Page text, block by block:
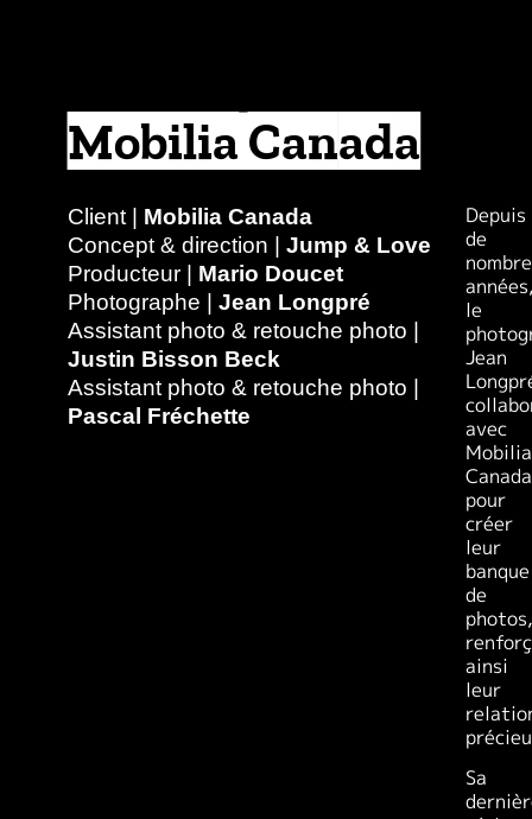
Mobilia Canada
Client | Mobilia Canada
Concept & direction | Jump & Love
Producteur | Mario Doucet
Photographe | Jean Longpré
Assistant photo & retouche photo |
Justin Bisson Beck
Assistant photo & retouche photo |
Pascal Fréchette
Depuis
de
le
Jean
avec
Mobilia
Canada
pour
créer
leur
banque
de
photos,
ainsi
leur
Sa